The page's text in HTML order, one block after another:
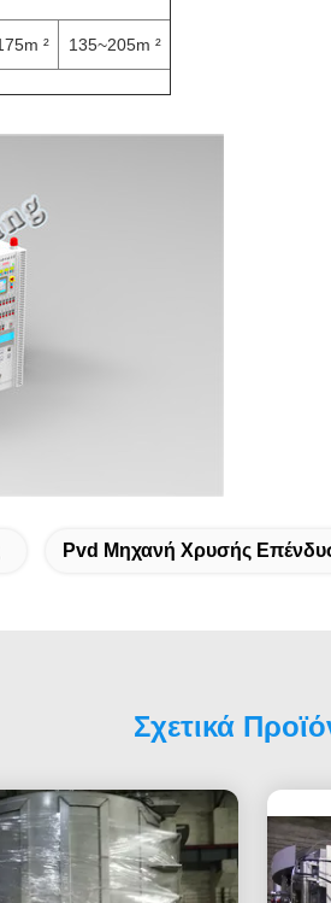
²
135~205m ²
Pvd Μηχανή Χρυσής
Σχετικά